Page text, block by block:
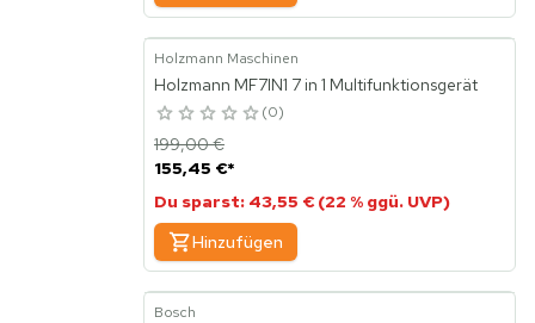
Holzmann Maschinen
Holzmann MF7IN1 7 in 1 Multifunktionsgerät
0
155,45 €*
199,00 €
Du sparst: 43,55 € (22 % ggü. UVP)
Hinzufügen
Bosch